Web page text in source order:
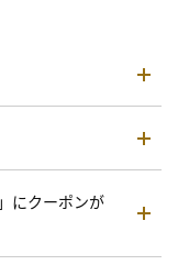
にクーポンが